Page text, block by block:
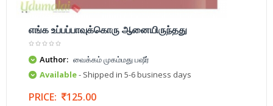
எங்க உப்பப்பாவுக்கொரு ஆனையிருந்தது
Author: வைக்கம் முகம்மது பஷீர்
Available- Shipped in 5-6 business days
PRICE: 125.00